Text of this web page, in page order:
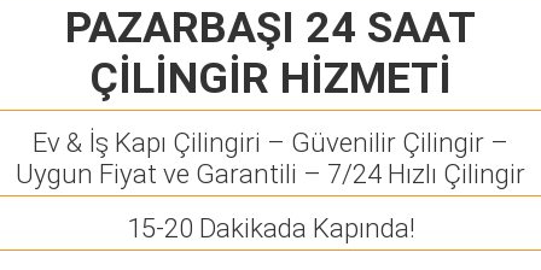
PAZARBAŞI 24 SAAT
ÇİLİNGİR HİZMETİ
Ev & İş Kapı Çilingiri – Güvenilir Çilingir –
Uygun Fiyat ve Garantili – 7/24 Hızlı Çilingir
15-20 Dakikada Kapında!